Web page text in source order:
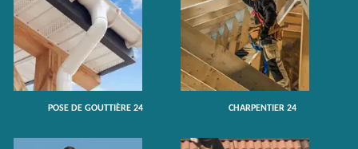
POSE DE GOUTTIÈRE 24 CHARPENTIER 24